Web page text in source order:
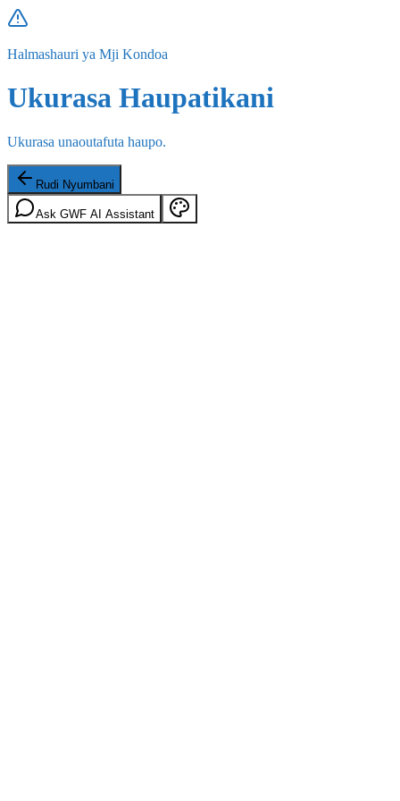
Halmashauri ya Mji Kondoa
Ukurasa Haupatikani
Ukurasa unaoutafuta haupo.
Rudi Nyumbani
Ask GWF AI Assistant